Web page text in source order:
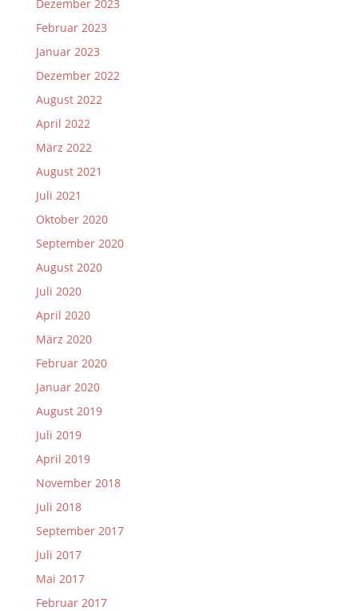
Dezember 2023
Februar 2023
Januar 2023
Dezember 2022
August 2022
April 2022
März 2022
August 2021
Juli 2021
Oktober 2020
September 2020
August 2020
Juli 2020
April 2020
März 2020
Februar 2020
Januar 2020
August 2019
Juli 2019
April 2019
November 2018
Juli 2018
September 2017
Juli 2017
Mai 2017
Februar 2017